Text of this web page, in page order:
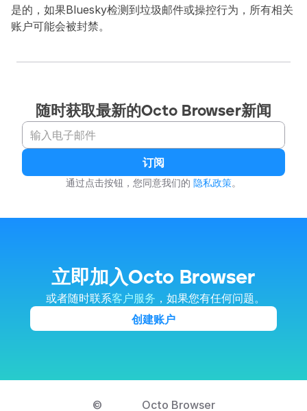
是的，如果Bluesky检测到垃圾邮件或操控行为，所有相关
账户可能会被封禁。
随时获取最新的Octo Browser新闻
订阅
通过点击按钮，您同意我们的 隐私政策。
立即加入Octo Browser
或者随时联系客户服务 ，如果您有任何问题。
创建账户
© Octo Browser